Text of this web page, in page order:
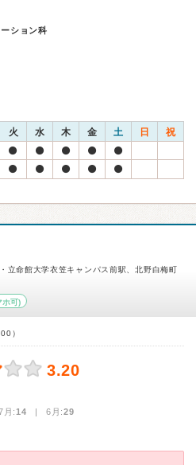
ション科
火 水 木 金 土 日 祝
立命館大学衣笠キャンパス前駅、北野白梅町
可)
）
3.20
月:14 | 6月:29